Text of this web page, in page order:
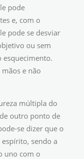
pode
e, com o
pode se desviar
ou sem
esquecimento.
e não
múltipla do
outro ponto de
se dizer que o
sendo a
uno com o